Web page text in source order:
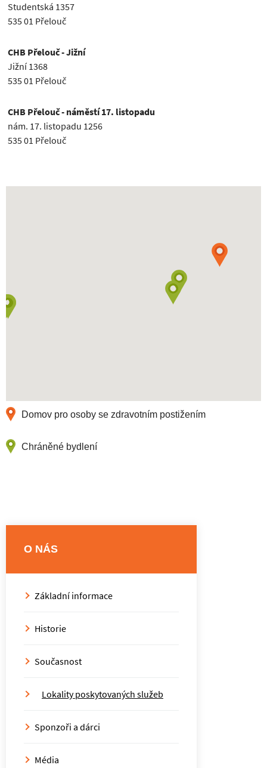
Studentská 1357
535 01 Přelouč
CHB Přelouč - Jižní
Jižní 1368
535 01 Přelouč
CHB Přelouč - náměstí 17. listopadu
nám. 17. listopadu 1256
535 01 Přelouč
Domov pro osoby se zdravotním postižením
Chráněné bydlení
O NÁS
Základní informace
Historie
Současnost
Lokality poskytovaných služeb
Sponzoři a dárci
Média